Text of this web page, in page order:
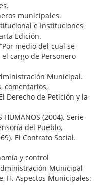
municipales.
e Instituciones
Edición.
medio del cual se
cargo de Personero
Municipal.
comentarios,
Derecho de Petición y la
HUMANOS (2004). Serie
del Pueblo,
El Contrato Social.
y control
Municipal
H. Aspectos Municipales: